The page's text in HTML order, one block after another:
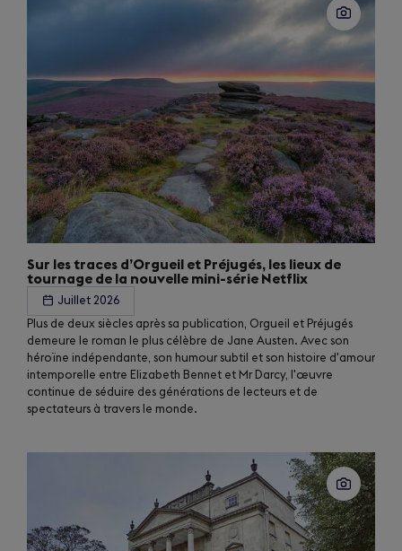
Sur les traces d’Orgueil et Préjugés, les lieux de
tournage de la nouvelle mini-série Netflix
Juillet 2026
Plus de deux siècles après sa publication, Orgueil et Préjugés
demeure le roman le plus célèbre de Jane Austen. Avec son
héroïne indépendante, son humour subtil et son histoire d'amour
intemporelle entre Elizabeth Bennet et Mr Darcy, l'œuvre
continue de séduire des générations de lecteurs et de
spectateurs à travers le monde.